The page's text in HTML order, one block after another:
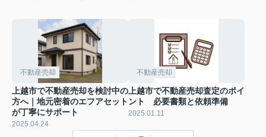
不動産売却
上越市で不動産売却を検討中の
方へ｜地元密着のエフアセット
が丁寧にサポート
2025.04.24
不動産売却
上越市で不動産売却査定のポイ
ント 必要書類と依頼準備
2025.01.11